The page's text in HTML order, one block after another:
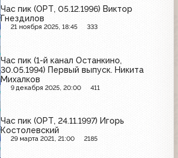
Час пик (ОРТ, 05.12.1996) Виктор
Гнездилов
21 ноября 2025, 18:45 333
Час пик (1-й канал Останкино,
30.05.1994) Первый выпуск. Никита
Михалков
9 декабря 2025, 20:00 411
Час пик (ОРТ, 24.11.1997) Игорь
Костолевский
29 марта 2021, 21:00 2185